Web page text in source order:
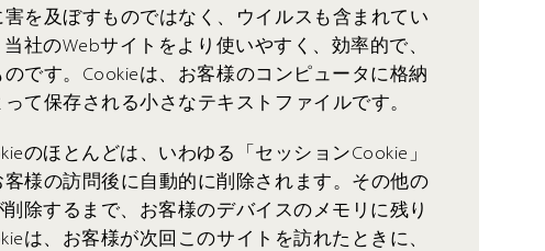
を及ぼすものではなく、ウイルスも含まれてい
社のWebサイトをより使いやすく、効率的で、
です。Cookieは、お客様のコンピュータに格納
て保存される小さなテキストファイルです。
のほとんどは、いわゆる「セッションCookie」
様の訪問後に自動的に削除されます。その他の
除するまで、お客様のデバイスのメモリに残り
は、お客様が次回このサイトを訪れたときに、